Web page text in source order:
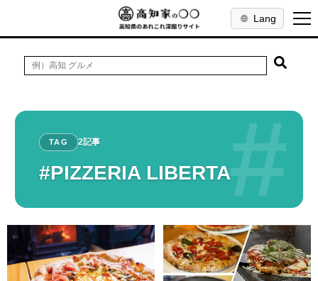
Lang
#
TAG 2記事
#PIZZERIA LIBERTA